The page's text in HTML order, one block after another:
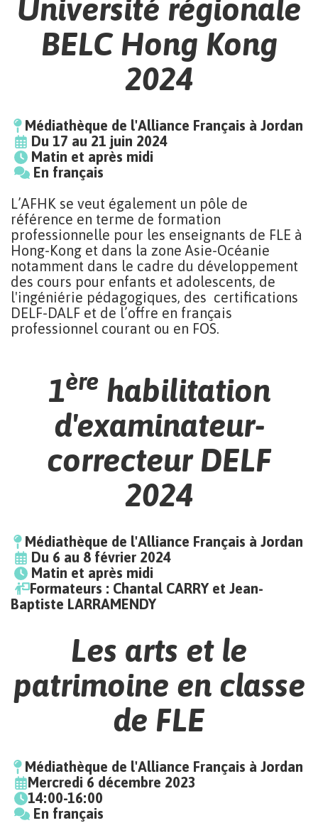
Université régionale
BELC Hong Kong
2024
Médiathèque de l'Alliance Français à Jordan
Du 17 au 21 juin 2024
Matin et après midi
En français
L’AFHK se veut également un pôle de
référence en terme de formation
professionnelle pour les enseignants de FLE à
Hong-Kong et dans la zone Asie-Océanie
notamment dans le cadre du développement
des cours pour enfants et adolescents, de
l'ingéniérie pédagogiques, des certifications
DELF-DALF et de l’offre en français
professionnel courant ou en FOS.
1ère habilitation
d'examinateur-
correcteur DELF
2024
Médiathèque de l'Alliance Français à Jordan
Du 6 au 8 février 2024
Matin et après midi
Formateurs : Chantal CARRY et Jean-
Baptiste LARRAMENDY
Les arts et le
patrimoine en classe
de FLE
Médiathèque de l'Alliance Français à Jordan
Mercredi 6 décembre 2023
14:00-16:00
En français